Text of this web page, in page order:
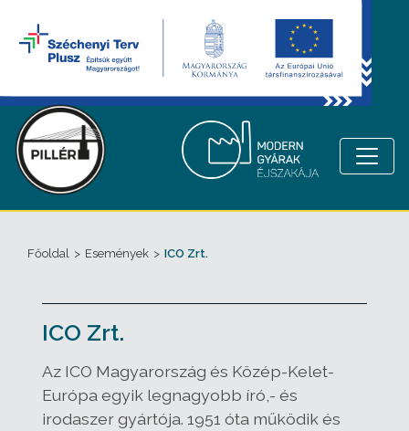
Főoldal > Események > ICO Zrt.
ICO Zrt.
Az ICO Magyarország és Közép-Kelet-
Európa egyik legnagyobb író,- és
irodaszer gyártója. 1951 óta működik és